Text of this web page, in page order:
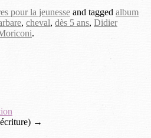
pour la jeunesse and tagged album
, cheval, dès 5 ans, Didier
.
→